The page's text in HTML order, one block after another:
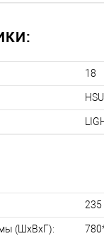
18
235
(ШxВxГ):